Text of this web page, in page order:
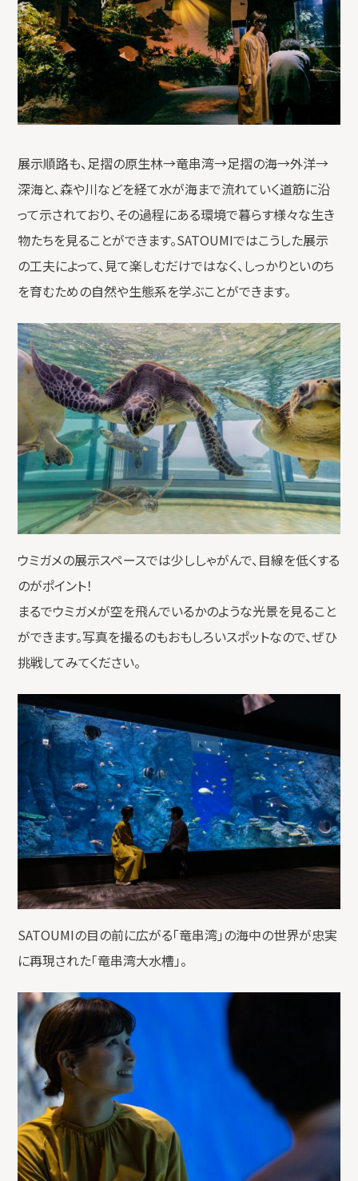
展示順路も、足摺の原生林→竜串湾→足摺の海→外洋→
深海と、森や川などを経て水が海まで流れていく道筋に沿
って示されており、その過程にある環境で暮らす様々な生き
物たちを見ることができます。SATOUMIではこうした展示
の工夫によって、見て楽しむだけではなく、しっかりといのち
を育むための自然や生態系を学ぶことができます。
ウミガメの展示スペースでは少ししゃがんで、目線を低くする
のがポイント！
まるでウミガメが空を飛んでいるかのような光景を見ること
ができます。写真を撮るのもおもしろいスポットなので、ぜひ
挑戦してみてください。
SATOUMIの目の前に広がる「竜串湾」の海中の世界が忠実
に再現された「竜串湾大水槽」。